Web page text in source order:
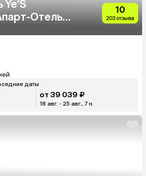
Отель
10
203 отзыва
даты
от 39 039 ₽
18 авг. - 25 авг., 7 н.